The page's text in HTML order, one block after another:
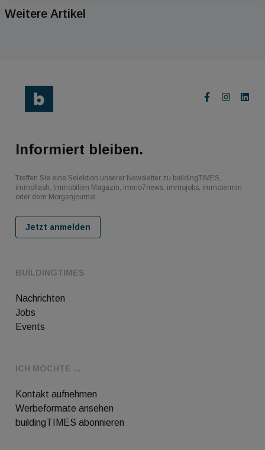
Weitere Artikel
BUILDINGTIMES
Nachrichten
Jobs
Events
ICH MÖCHTE ...
Kontakt aufnehmen
Werbeformate ansehen
buildingTIMES abonnieren
Informiert bleiben.
Treffen Sie eine Selektion unserer Newsletter zu buildingTIMES,
immoflash, Immobilien Magazin, immo7news, immojobs, immotermin
oder dem Morgenjournal
Jetzt anmelden